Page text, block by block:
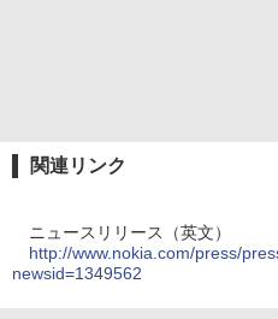
関連リンク
ニュースリリース（英文）
http://www.nokia.com/press/
newsid=1349562